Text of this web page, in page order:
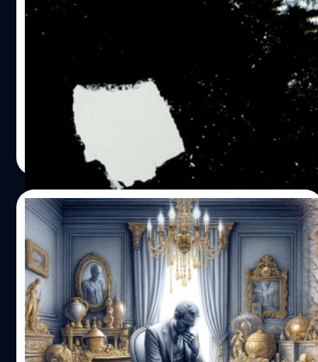
ภาพถ่ายดาวเทียมเผย ภูเขาน้ำแข็งที่ใหญ่ที่สุด
ในโลกเริ่มแตกออกจากกัน อาจกระทบ
เพนกวิน 2 ล้านตัว
ภาพถ่ายดาวเทียมภาพใหม่ที่น่าทึ่งได้เปิดเผยว่า A23a ซึ่งเป็น
ภูเขาน้ำแข็งที่ใหญ่ที่สุดในโลกในปัจจุบัน กำลังเริ่มแตกออก
เป็นชิ้นส่วนเล็ก ๆ นับพันชิ้น หลังจากที่มันติดอยู่ใกล้กับเกาะที่
เป็นแหล่งที่อยู่อาศัยสำคัญของสัตว์ป่าในแอนตาร์กติกา
อย่างไรก็ตาม อาจต้องใช้เวลาอีกหลายเดือนหรืออาจถึงหลาย
ปี กว่าที่ภูเขาน้ำแข็งมหึมานี้จะละลายหายไปทั้งหมด การเดิน
ทางอันยาวนานของ A23a "ภูเขาน้ำแข็งมหึมา" A23a มีฉายา
ว่า "เมกะเบิร์ก" (Megaberg) ปัจจุบันมีพื้นที่ผิวประมาณ 3,100
ตารางกิโลเมตร ซึ่งมีขนาดใกล้เคียงกับเกาะลองไอส์แลนด์ของ
สหรัฐอเมริกา ภูเขาน้ำแข็งลูกนี้แตกตัวออกมาจากหิ้งน้ำแข็ง
ฟิลช์เนอร์-รอนเน (Filchner-Ronne Ice Shelf) ตั้งแต่ปี 1986
แต่หลังจากนั้นไม่นาน ส่วนใต้น้ำของมันก็ได้เกยเข้ากับพื้น
ทะเล ทำให้มันติดอยู่กับที่เป็นเวลานานหลายสิบปี จนกระทั่งใน
เดือนมกราคม 2023 ภูเขาน้ำแข็ง A23a ก็หลุดเป็นอิสระและ
เริ่มเคลื่อนที่ออกจากทวีปแอนตาร์กติกาเป็นครั้งแรก ตลอด
ช่วงเวลาที่ผ่านมา A23a ครองตำแหน่ง "ภูเขาน้ำแข็งที่ใหญ่
ที่สุดในโลก" อยู่หลายครั้งสลับกับภูเขาน้ำแข็งลูกอื่น ๆ และ
กลับมาครองตำแหน่งนี้อีกครั้งในเดือนมิถุนายน 2023 ในช่วง
ภูษิต เรืองอุดมกิจ
19/05/2025
การศึกษาพบว่ากลุ่มคนร่ำรวยที่สุด 10% ของ
โลกเป็นสาเหตุของภาวะโลกร้อน 2 ใน 3
กลุ่มคนร่ำรวยที่สุด 10% ของโลก เป็นต้นตอของปัญหาโลก
ร้อนถึงสองในสามนับตั้งแต่ปี 1990 ตามผลการศึกษาล่าสุดที่
เผยแพร่เมื่อวันพุธ งานวิจัยชิ้นนี้ชี้ว่า การใช้ชีวิตและการลงทุน
ของคนกลุ่มนี้ทำให้โลกเผชิญคลื่นความร้อนรุนแรงและภัย